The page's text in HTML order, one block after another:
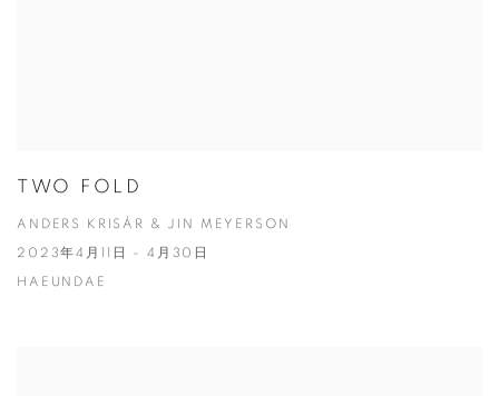
TWO FOLD
ANDERS KRISÁR & JIN MEYERSON
2023年4月11日 - 4月30日
HAEUNDAE